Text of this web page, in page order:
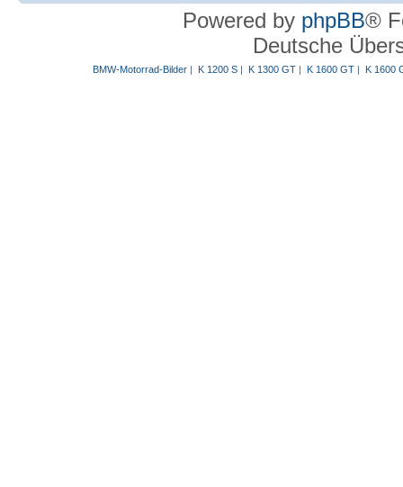
Powered by phpBB®
Deutsche
BMW-Motorrad-Bilder| K 1200 S| K 1300 GT| K 1600 GT| K 1600